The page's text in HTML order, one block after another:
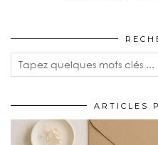
ARTICLES